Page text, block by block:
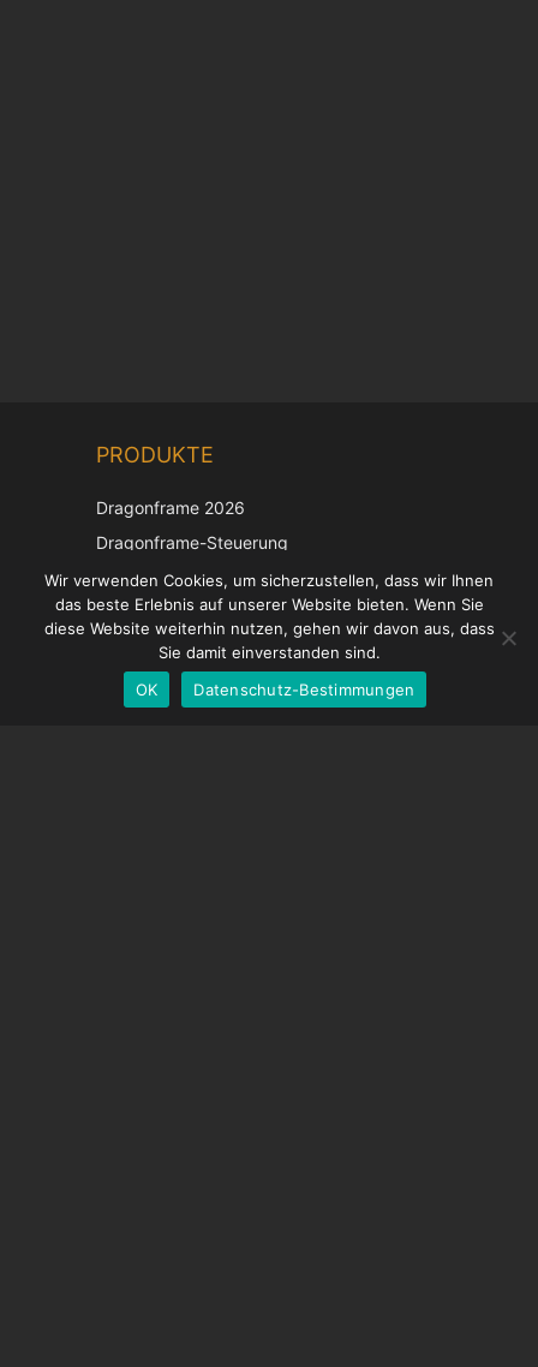
PRODUKTE
Dragonframe 2026
Dragonframe-Steuerung
DDMX-512
DMC-32
EOS LV-Korrekturkappe
Wir verwenden Cookies, um sicherzustellen, dass wir Ihnen
das beste Erlebnis auf unserer Website bieten. Wenn Sie
diese Website weiterhin nutzen, gehen wir davon aus, dass
Sie damit einverstanden sind.
OK
Datenschutz-BestimmungenGerman
Spanish
French